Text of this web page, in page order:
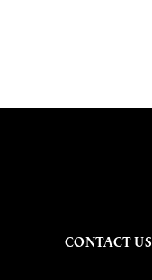
CONTACT US